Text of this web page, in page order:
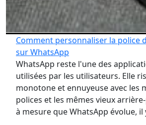
Comment personnaliser la police
sur WhatsApp
WhatsApp reste l'une des
utilisées par les utilisateurs. Elle
monotone et ennuyeuse avec les
polices et les mêmes vieux
à mesure que WhatsApp évolue, il